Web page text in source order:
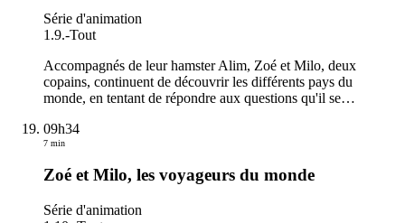
Série d'animation
1.9.-Tout
Accompagnés de leur hamster Alim, Zoé et Milo, deux
copains, continuent de découvrir les différents pays du
monde, en tentant de répondre aux questions qu'il se…
09h34
7 min
Zoé et Milo, les voyageurs du monde
Série d'animation